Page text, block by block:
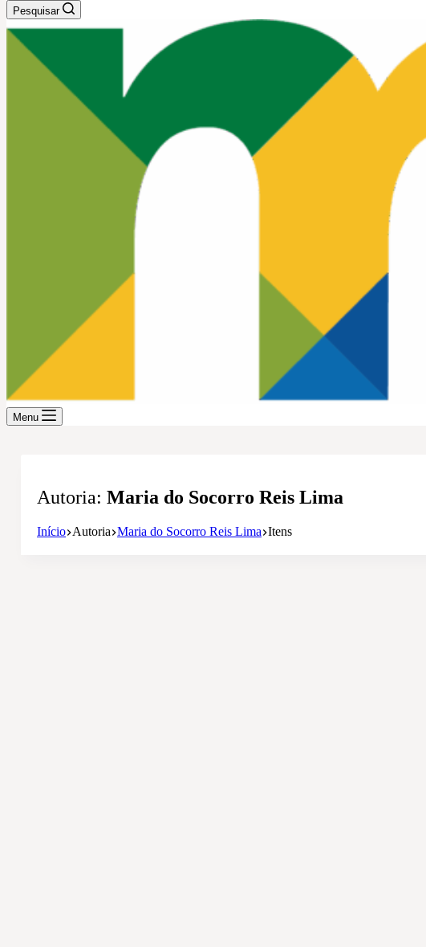
Pesquisar
Menu
Autoria Maria do Socorro Reis Lima
Início Autoria Maria do Socorro Reis Lima Itens